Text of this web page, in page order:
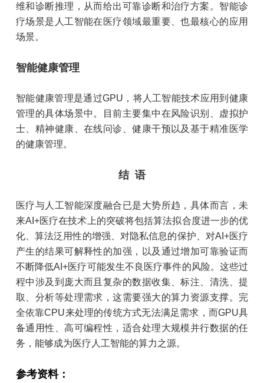
维和诊断推理，从而给出可靠诊断和治疗方案。智能诊
疗场景是人工智能在医疗领域最重要、也最核心的应用
场景。
智能健康管理
智能健康管理是通过GPU，将人工智能技术应用到健康
管理的具体场景中。目前主要集中在风险识别、虚拟护
士、精神健康、在线问诊、健康干预以及基于精准医学
的健康管理。
结 语
医疗与人工智能深度融合已是大势所趋，具体而言，未
来AI+医疗在技术上的突破将包括算法拟合度进一步的优
化、算法泛用性的增强、对隐私信息的保护、对AI+医疗
产生的结果可解释性的加强，以及通过增加可靠验证而
不断降低AI+医疗可能发生不良医疗事件的风险。这些过
程中涉及到庞大而且复杂的数据收集、标注、清洗、提
取、分析等处理需求，这需要强大的算力资源支撑。完
全依靠CPU来处理的传统方式无法满足需求，而GPU具
备通用性、高可编程性，适合处理大规模并行数据的任
务，能够成为医疗人工智能的算力之源。
参考资料：